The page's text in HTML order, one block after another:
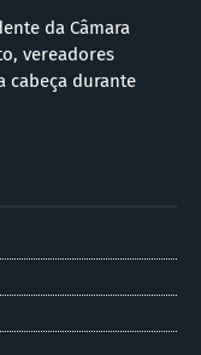
da Câmara
vereadores
cabeça durante